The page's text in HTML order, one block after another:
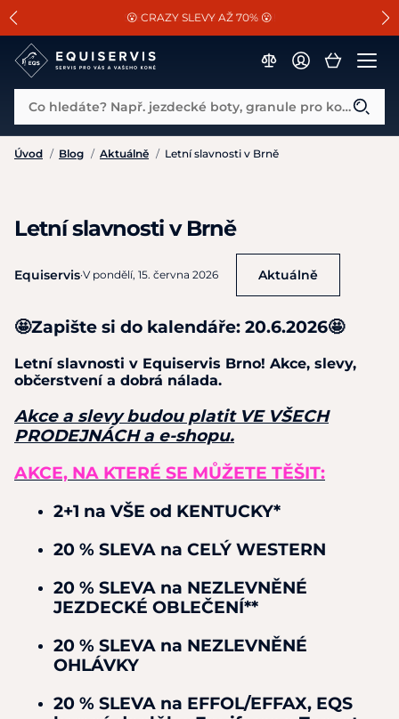
SLEVA 13% na vše od Cassini!
😮 CRAZY SLEVY AŽ 70% 😮
📐Pasování a doplňky k vybraným sedlům ZDARMA 🐴
Co hledáte? Např. jezdecké boty, granule pro koně...
Úvod / Blog / Aktuálně / Letní slavnosti v Brně
Letní slavnosti v Brně
Equiservis·V pondělí, 15. června 2026 Aktuálně
🤩Zapište si do kalendáře: 20.6.2026🤩
Letní slavnosti v Equiservis Brno! Akce, slevy,
občerstvení a dobrá nálada.
Akce a slevy budou platit VE VŠECH
PRODEJNÁCH a e-shopu.
AKCE, NA KTERÉ SE MŮŽETE TĚŠIT:
2+1 na VŠE od KENTUCKY*
20 % SLEVA na CELÝ WESTERN
20 % SLEVA na NEZLEVNĚNÉ
JEZDECKÉ OBLEČENÍ**
20 % SLEVA na NEZLEVNĚNÉ
OHLÁVKY
20 % SLEVA na EFFOL/EFFAX, EQS